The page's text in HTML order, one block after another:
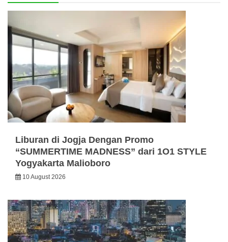
Liburan di Jogja Dengan Promo
“SUMMERTIME MADNESS” dari 1O1 STYLE
Yogyakarta Malioboro
10 August 2026